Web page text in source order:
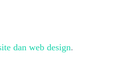
dan web design.